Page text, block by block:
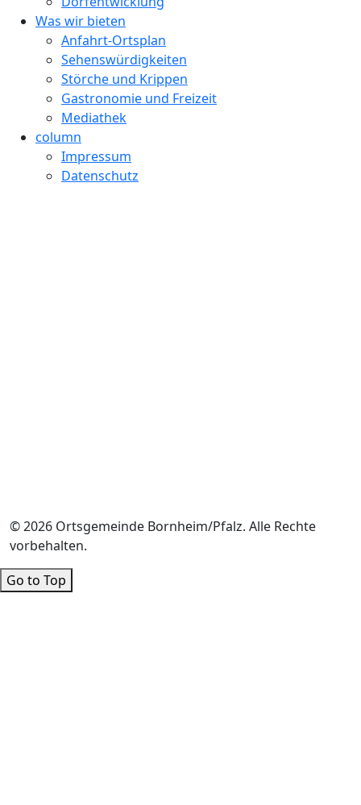
Was wir bieten
Anfahrt-Ortsplan
Sehenswürdigkeiten
Störche und Krippen
Gastronomie und Freizeit
Mediathek
column
Impressum
Datenschutz
© 2026 Ortsgemeinde Bornheim/Pfalz. Alle Rechte
vorbehalten.
Go to Top